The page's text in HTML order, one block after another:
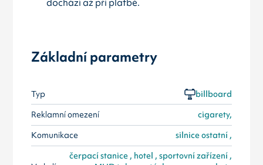
Základní parametry
Typ
billboard
Reklamní omezení
cigarety,
Komunikace
silnice ostatní ,
čerpací stanice , hotel , sportovní zařízení ,